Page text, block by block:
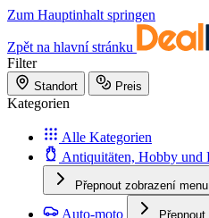
Zum Hauptinhalt springen
Zpět na hlavní stránku
Filter
Standort Preis
Kategorien
Alle Kategorien
Antiquitäten, Hobby und
Přepnout zobrazení menu
Auto-moto